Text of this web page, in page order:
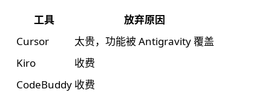
工具
放弃原因
Cursor
太贵，功能被 Antigravity 覆盖
Kiro
收费
CodeBuddy 收费